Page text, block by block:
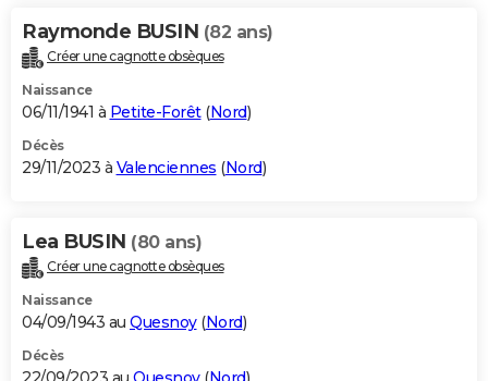
Raymonde BUSIN (82 ans)
Créer une cagnotte obsèques
Naissance
06/11/1941 à Petite-Forêt(Nord)
Décès
29/11/2023 à Valenciennes (Nord)
Lea BUSIN (80 ans)
Créer une cagnotte obsèques
Naissance
04/09/1943 au Quesnoy(Nord)
Décès